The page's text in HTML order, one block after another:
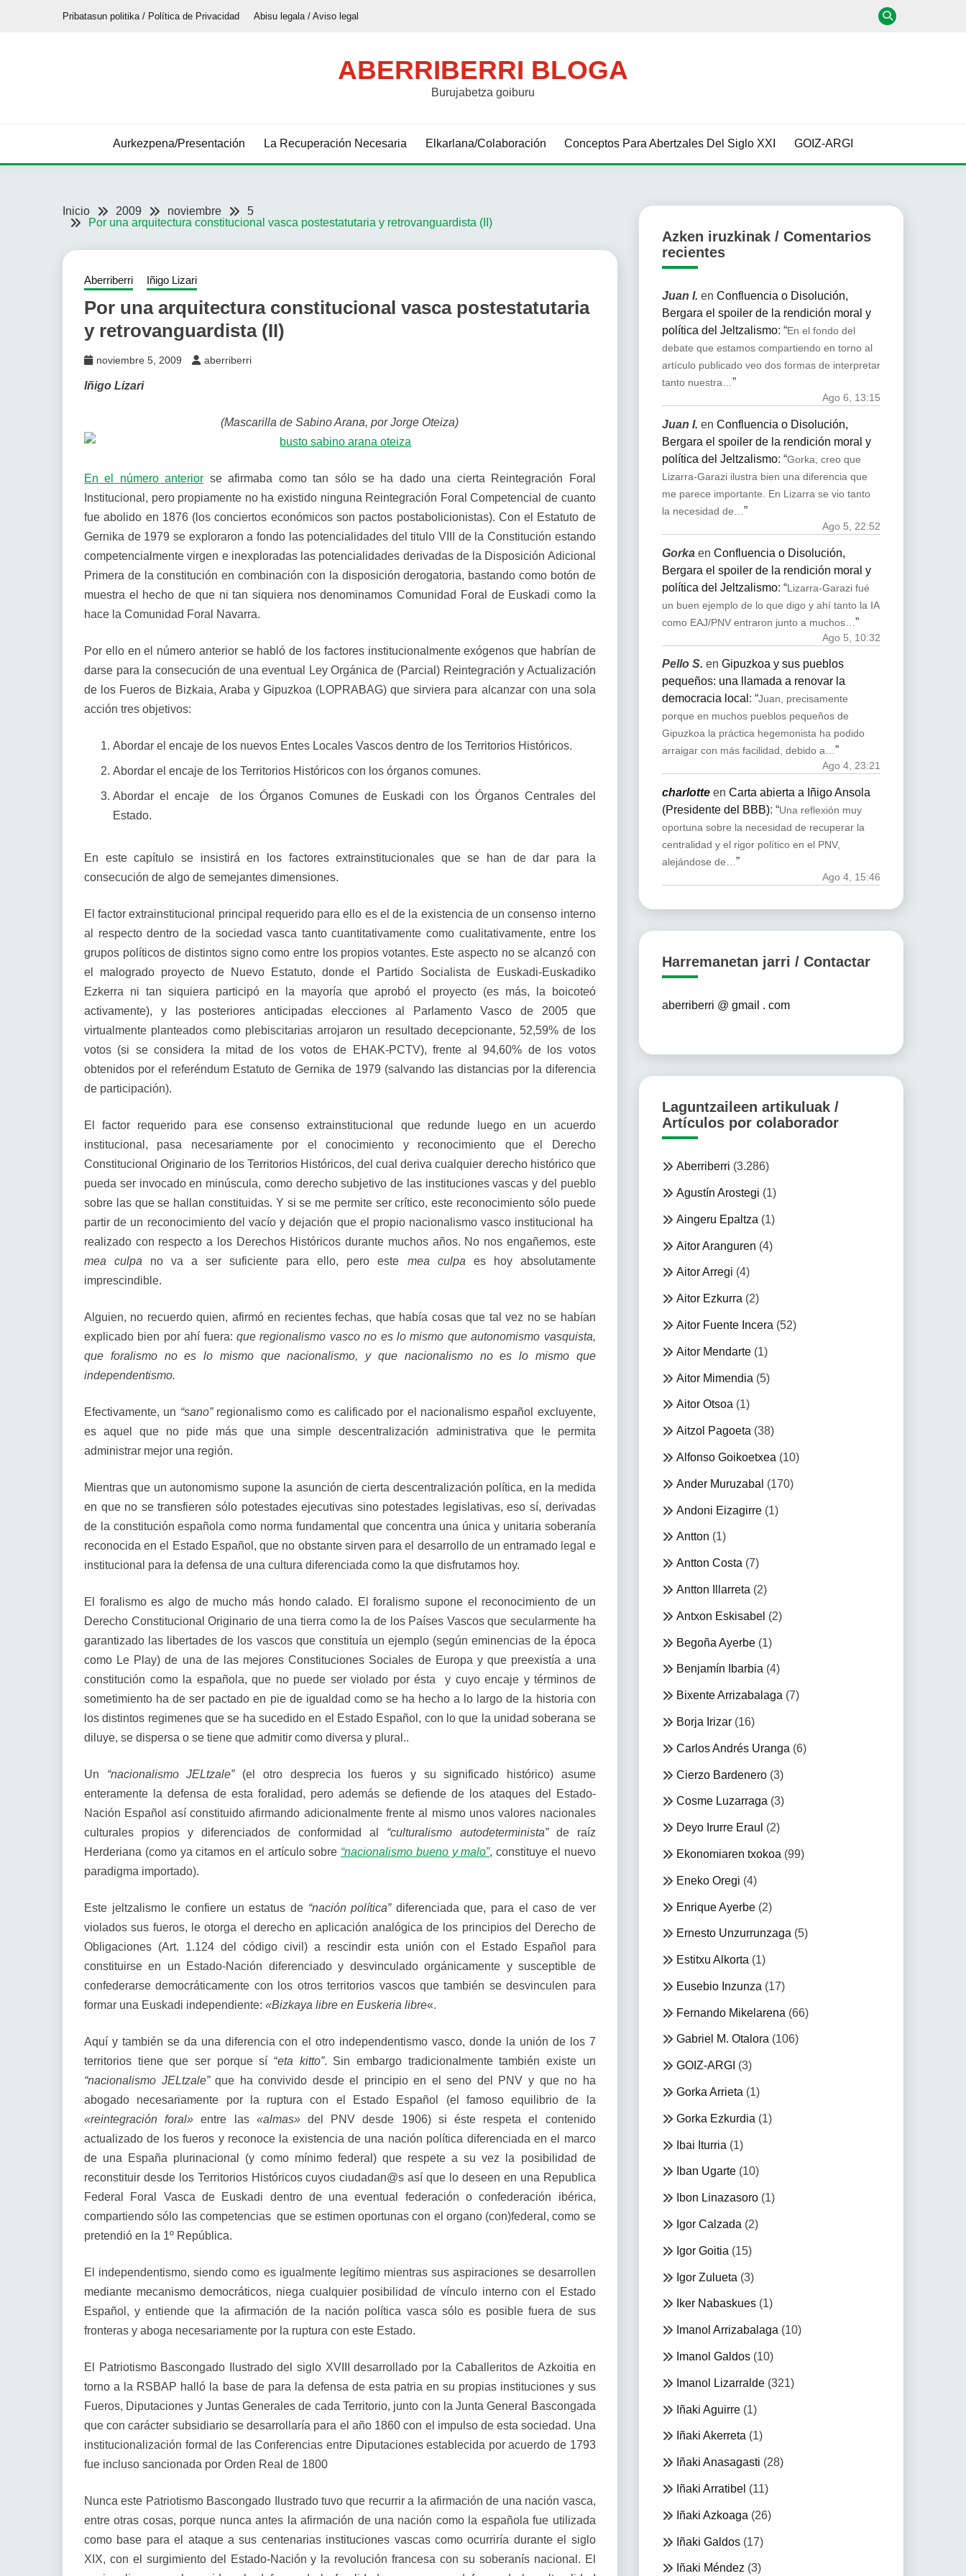
Pribatasun politika / Política de Privacidad Abisu legala / Aviso legal
ABERRIBERRI BLOGA
Burujabetza goiburu
Aurkezpena/Presentación La Recuperación Necesaria Elkarlana/Colaboración Conceptos Para Abertzales Del Siglo XXI GOIZ-ARGI
Inicio 2009 noviembre
5
Por una arquitectura constitucional vasca postestatutaria y retrovanguardista (II)
Aberriberri Iñigo Lizari
Por una arquitectura constitucional vasca postestatutaria
y retrovanguardista (II)
noviembre 5, 2009 aberriberri
Iñigo Lizari
(Mascarilla de Sabino Arana, por Jorge Oteiza)
En el número anterior se afirmaba como tan sólo se ha dado una cierta Reintegración Foral
Institucional, pero propiamente no ha existido ninguna Reintegración Foral Competencial de cuanto
fue abolido en 1876 (los conciertos económicos son pactos postabolicionistas). Con el Estatuto de
Gernika de 1979 se exploraron a fondo las potencialidades del titulo VIII de la Constitución estando
competencialmente virgen e inexploradas las potencialidades derivadas de la Disposición Adicional
Primera de la constitución en combinación con la disposición derogatoria, bastando como botón de
muestra el hecho de que ni tan siquiera nos denominamos Comunidad Foral de Euskadi como la
hace la Comunidad Foral Navarra.
Por ello en el número anterior se habló de los factores institucionalmente exógenos que habrían de
darse para la consecución de una eventual Ley Orgánica de (Parcial) Reintegración y Actualización
de los Fueros de Bizkaia, Araba y Gipuzkoa (LOPRABAG) que sirviera para alcanzar con una sola
acción tres objetivos:
Abordar el encaje de los nuevos Entes Locales Vascos dentro de los Territorios Históricos.
Abordar el encaje de los Territorios Históricos con los órganos comunes.
Abordar el encaje de los Órganos Comunes de Euskadi con los Órganos Centrales del
Estado.
En este capítulo se insistirá en los factores extrainstitucionales que se han de dar para la
consecución de algo de semejantes dimensiones.
El factor extrainstitucional principal requerido para ello es el de la existencia de un consenso interno
al respecto dentro de la sociedad vasca tanto cuantitativamente como cualitativamente, entre los
grupos políticos de distintos signo como entre los propios votantes. Este aspecto no se alcanzó con
el malogrado proyecto de Nuevo Estatuto, donde el Partido Socialista de Euskadi-Euskadiko
Ezkerra ni tan siquiera participó en la mayoría que aprobó el proyecto (es más, la boicoteó
activamente), y las posteriores anticipadas elecciones al Parlamento Vasco de 2005 que
virtualmente planteados como plebiscitarias arrojaron un resultado decepcionante, 52,59% de los
votos (si se considera la mitad de los votos de EHAK-PCTV), frente al 94,60% de los votos
obtenidos por el referéndum Estatuto de Gernika de 1979 (salvando las distancias por la diferencia
de participación).
El factor requerido para ese consenso extrainstitucional que redunde luego en un acuerdo
institucional, pasa necesariamente por el conocimiento y reconocimiento que el Derecho
Constitucional Originario de los Territorios Históricos, del cual deriva cualquier derecho histórico que
pueda ser invocado en minúscula, como derecho subjetivo de las instituciones vascas y del pueblo
sobre las que se hallan constituidas. Y si se me permite ser crítico, este reconocimiento sólo puede
partir de un reconocimiento del vacío y dejación que el propio nacionalismo vasco institucional ha
realizado con respecto a los Derechos Históricos durante muchos años. No nos engañemos, este
mea culpa no va a ser suficiente para ello, pero este mea culpa es hoy absolutamente
imprescindible.
Alguien, no recuerdo quien, afirmó en recientes fechas, que había cosas que tal vez no se habían
explicado bien por ahí fuera:que regionalismo vasco no es lo mismo que autonomismo vasquista,
que foralismo no es lo mismo que nacionalismo, y que nacionalismo no es lo mismo que
independentismo.
Efectivamente, un “sano”regionalismo como es calificado por el nacionalismo español excluyente,
es aquel que no pide más que una simple descentralización administrativa que le permita
administrar mejor una región.
Mientras que un autonomismo supone la asunción de cierta descentralización política, en la medida
en que no se transfieren sólo potestades ejecutivas sino potestades legislativas, eso sí, derivadas
de la constitución española como norma fundamental que concentra una única y unitaria soberanía
reconocida en el Estado Español, que no obstante sirven para el desarrollo de un entramado legal e
institucional para la defensa de una cultura diferenciada como la que disfrutamos hoy.
El foralismo es algo de mucho más hondo calado. El foralismo supone el reconocimiento de un
Derecho Constitucional Originario de una tierra como la de los Países Vascos que secularmente ha
garantizado las libertades de los vascos que constituía un ejemplo (según eminencias de la época
como Le Play) de una de las mejores Constituciones Sociales de Europa y que preexistía a una
constitución como la española, que no puede ser violado por ésta y cuyo encaje y términos de
sometimiento ha de ser pactado en pie de igualdad como se ha hecho a lo largo de la historia con
los distintos regimenes que se ha sucedido en el Estado Español, con lo que la unidad soberana se
diluye, se dispersa o se tiene que admitir como diversa y plural..
Un “nacionalismo JELtzale”(el otro desprecia los fueros y su significado histórico) asume
enteramente la defensa de esta foralidad, pero además se defiende de los ataques del Estado-
Nación Español así constituido afirmando adicionalmente frente al mismo unos valores nacionales
culturales propios y diferenciados de conformidad al “culturalismo autodeterminista”de raíz
Herderiana (como ya citamos en el artículo sobre “nacionalismo bueno y malo”, constituye el nuevo
paradigma importado).
Este jeltzalismo le confiere un estatus de “nación política”diferenciada que, para el caso de ver
violados sus fueros, le otorga el derecho en aplicación analógica de los principios del Derecho de
Obligaciones (Art. 1.124 del código civil) a rescindir esta unión con el Estado Español para
constituirse en un Estado-Nación diferenciado y desvinculado orgánicamente y susceptible de
confederarse democráticamente con los otros territorios vascos que también se desvinculen para
formar una Euskadi independiente: «Bizkaya libre en Euskeria libre«.
Aquí y también se da una diferencia con el otro independentismo vasco, donde la unión de los 7
territorios tiene que ser porque sí “eta kitto”. Sin embargo tradicionalmente también existe un
“nacionalismo JELtzale”que ha convivido desde el principio en el seno del PNV y que no ha
abogado necesariamente por la ruptura con el Estado Español (el famoso equilibrio de la
«reintegración foral» entre las «almas»del PNV desde 1906) si éste respeta el contenido
actualizado de los fueros y reconoce la existencia de una nación política diferenciada en el marco
de una España plurinacional (y como mínimo federal) que respete a su vez la posibilidad de
reconstituir desde los Territorios Históricos cuyos ciudadan@s así que lo deseen en una Republica
Federal Foral Vasca de Euskadi dentro de una eventual federación o confederación ibérica,
compartiendo sólo las competencias que se estimen oportunas con el organo (con)federal, como se
pretendió en la 1º República.
El independentismo, siendo como es igualmente legítimo mientras sus aspiraciones se desarrollen
mediante mecanismo democráticos, niega cualquier posibilidad de vínculo interno con el Estado
Español, y entiende que la afirmación de la nación política vasca sólo es posible fuera de sus
fronteras y aboga necesariamente por la ruptura con este Estado.
El Patriotismo Bascongado Ilustrado del siglo XVIII desarrollado por la Caballeritos de Azkoitia en
torno a la RSBAP halló la base de para la defensa de esta patria en su propias instituciones y sus
Fueros, Diputaciones y Juntas Generales de cada Territorio, junto con la Junta General Bascongada
que con carácter subsidiario se desarrollaría para el año 1860 con el impulso de esta sociedad. Una
institucionalización formal de las Conferencias entre Diputaciones establecida por acuerdo de 1793
fue incluso sancionada por Orden Real de 1800
Nunca este Patriotismo Bascongado Ilustrado tuvo que recurrir a la afirmación de una nación vasca,
entre otras cosas, porque nunca antes la afirmación de una nación como la española fue utilizada
como base para el ataque a sus centenarias instituciones vascas como ocurriría durante el siglo
XIX, con el surgimiento del Estado-Nación y la revolución francesa con su soberanís nacional. El
Azken iruzkinak / Comentarios
recientes
Juan I. en Confluencia o Disolución,
Bergara el spoiler de la rendición moral y
política del Jeltzalismo: “En el fondo del
debate que estamos compartiendo en torno al
artículo publicado veo dos formas de interpretar
tanto nuestra…”
Ago 6, 13:15
Juan I. en Confluencia o Disolución,
Bergara el spoiler de la rendición moral y
política del Jeltzalismo: “Gorka, creo que
Lizarra-Garazi ilustra bien una diferencia que
me parece importante. En Lizarra se vio tanto
la necesidad de… ”
Ago 5, 22:52
Gorkaen Confluencia o Disolución,
Bergara el spoiler de la rendición moral y
política del Jeltzalismo: “Lizarra-Garazi fué
un buen ejemplo de lo que digo y ahí tanto la IA
como EAJ/PNV entraron junto a muchos… ”
Ago 5, 10:32
Pello S. en Gipuzkoa y sus pueblos
pequeños: una llamada a renovar la
democracia local : “Juan, precisamente
porque en muchos pueblos pequeños de
Gipuzkoa la práctica hegemonista ha podido
arraigar con más facilidad, debido a…”
Ago 4, 23:21
charlotteen Carta abierta a Iñigo Ansola
(Presidente del BBB): “Una reflexión muy
oportuna sobre la necesidad de recuperar la
centralidad y el rigor político en el PNV,
alejándose de…”
Ago 4, 15:46
Harremanetan jarri / Contactar
aberriberri @ gmail . com
Laguntzaileen artikuluak /
Artículos por colaborador
Aberriberri (3.286)
Agustín Arostegi (1)
Aingeru Epaltza (1)
Aitor Aranguren (4)
Aitor Arregi (4)
Aitor Ezkurra (2)
Aitor Fuente Incera (52)
Aitor Mendarte(1)
Aitor Mimendia (5)
Aitor Otsoa (1)
Aitzol Pagoeta (38)
Alfonso Goikoetxea (10)
Ander Muruzabal (170)
Andoni Eizagirre(1)
Antton (1)
Antton Costa (7)
Antton Illarreta (2)
Antxon Eskisabel (2)
Begoña Ayerbe(1)
Benjamín Ibarbia (4)
Bixente Arrizabalaga (7)
Borja Irizar(16)
Carlos Andrés Uranga (6)
Cierzo Bardenero(3)
Cosme Luzarraga (3)
Deyo Irurre Eraul (2)
Ekonomiaren txokoa (99)
Eneko Oregi (4)
Enrique Ayerbe(2)
Ernesto Unzurrunzaga (5)
Estitxu Alkorta (1)
Eusebio Inzunza (17)
Fernando Mikelarena (66)
Gabriel M. Otalora(106)
GOIZ-ARGI (3)
Gorka Arrieta (1)
Gorka Ezkurdia (1)
Ibai Iturria (1)
Iban Ugarte(10)
Ibon Linazasoro(1)
Igor Calzada (2)
Igor Goitia (15)
Igor Zulueta (3)
Iker Nabaskues(1)
Imanol Arrizabalaga (10)
Imanol Galdos(10)
Imanol Lizarralde(321)
Iñaki Aguirre(1)
Iñaki Akerreta(1)
Iñaki Anasagasti (28)
Iñaki Arratibel (11)
Iñaki Azkoaga (26)
Iñaki Galdos(17)
Iñaki Méndez(3)